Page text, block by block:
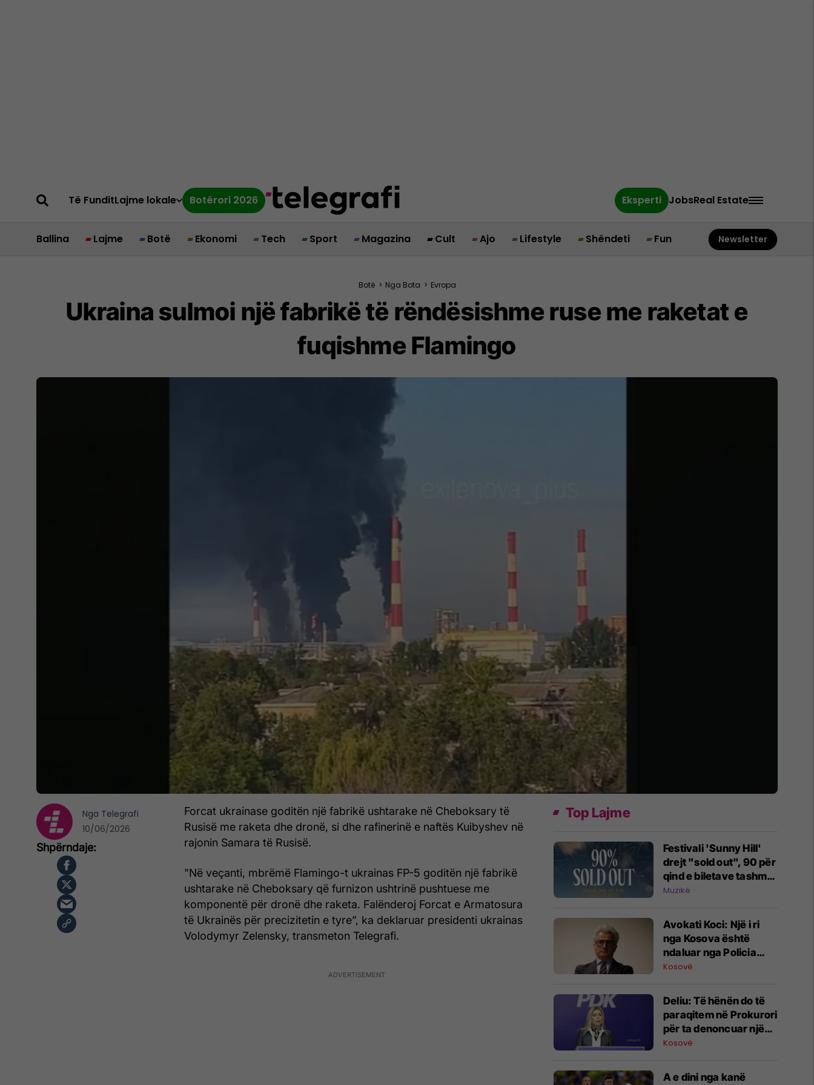
Të FunditLajme lokale Botërori 2026 Eksperti JobsReal Estate
Ballina Lajme Botë Ekonomi Tech Sport Magazina Cult Ajo Lifestyle Shëndeti Fun Newsletter
Botë > Nga Bota > Evropa
Ukraina sulmoi një fabrikë të rëndësishme ruse me raketat e
fuqishme Flamingo
Forcat ukrainase goditën një fabrikë ushtarake në Cheboksary të
Rusisë me raketa dhe dronë, si dhe rafinerinë e naftës Kuibyshev në
rajonin Samara të Rusisë.
"Në veçanti, mbrëmë Flamingo-t ukrainas FP-5 goditën një fabrikë
ushtarake në Cheboksary që furnizon ushtrinë pushtuese me
komponentë për dronë dhe raketa. Falënderoj Forcat e Armatosura
të Ukrainës për precizitetin e tyre”, ka deklaruar presidenti ukrainas
Volodymyr Zelensky, transmeton Telegrafi.
Nga Telegrafi
10/06/2026
Top Lajme
Festivali 'Sunny Hill'
drejt "sold out", 90 për
qind e biletave tashmë
janë shitur
Muzikë
Avokati Koci: Një i ri
nga Kosova është
ndaluar nga Policia
serbe në Horgosh
Kosovë
Deliu: Të hënën do të
paraqitem në Prokurori
për ta denoncuar një
profil, koha që
Kosovë
A e dini nga kanë